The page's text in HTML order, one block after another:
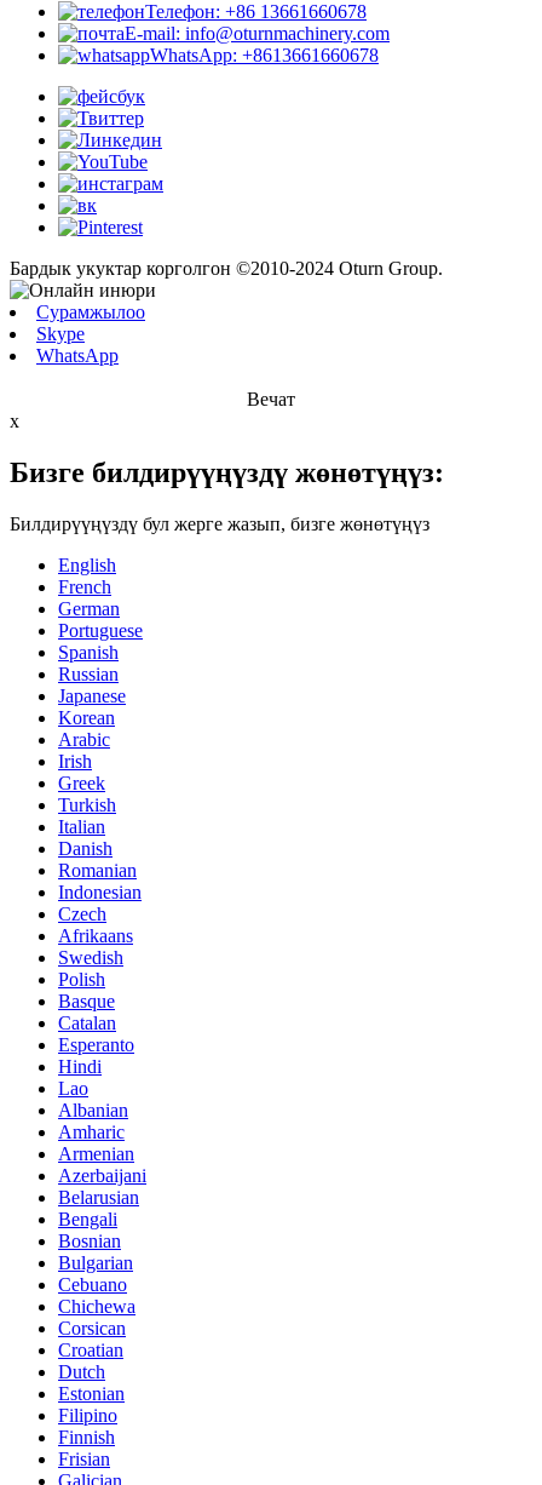
Телефон: +86 13661660678
E-mail: info@oturnmachinery.com
WhatsApp: +8613661660678
Бардык укуктар корголгон ©2010-2024 Oturn Group.
Сурамжылоо
Skype
WhatsApp
Вечат
x
Бизге билдирүүңүздү жөнөтүңүз:
Билдирүүңүздү бул жерге жазып, бизге жөнөтүңүз
English
French
German
Portuguese
Spanish
Russian
Japanese
Korean
Arabic
Irish
Greek
Turkish
Italian
Danish
Romanian
Indonesian
Czech
Afrikaans
Swedish
Polish
Basque
Catalan
Esperanto
Hindi
Lao
Albanian
Amharic
Armenian
Azerbaijani
Belarusian
Bengali
Bosnian
Bulgarian
Cebuano
Chichewa
Corsican
Croatian
Dutch
Estonian
Filipino
Finnish
Frisian